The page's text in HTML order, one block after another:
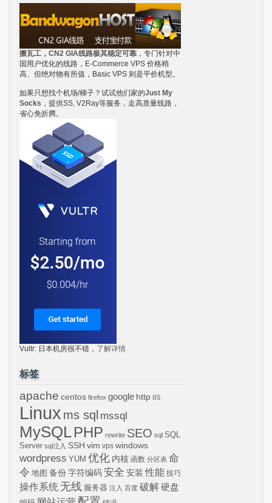
搬瓦工，CN2 GIA线路极其稳定可靠 ，专门针对中
国用户优化的线路，E-Commerce VPS 价格稍
高、但绝对物有所值，Basic VPS 则是平价机型。
如果只想找个机场/梯子？试试他们家的Just My
Socks ，提供SS, V2Ray等服务，走高质量线路，
省心免折腾。
Vultr: 日本机房很不错， 了解详情
标签
apache centos firefox google http IIS
Linux ms sql mssql
MySQLPHP rewrite SEO sql SQL
Server sql注入 SSH vim vps windows
wordpress YUM 优化 内核 函数 分区表 命
令 地图 备份 字符编码 安全 安装 性能 技巧
操作系统 无线 服务器 注入 百度 破解硬盘